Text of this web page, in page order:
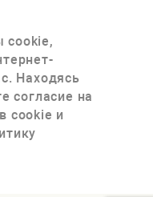
cookie,
Находясь
согласие на
cookie и